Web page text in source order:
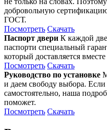
добровольную
ГОСТ.
Посмотреть Скачать
Паспорт двери К каждой
паспорти специальный
который доставляется
Посмотреть Скачать
Руководство по установке
и даем свободу выбора.
самостоятельно, наша
поможет.
Посмотреть Скачать